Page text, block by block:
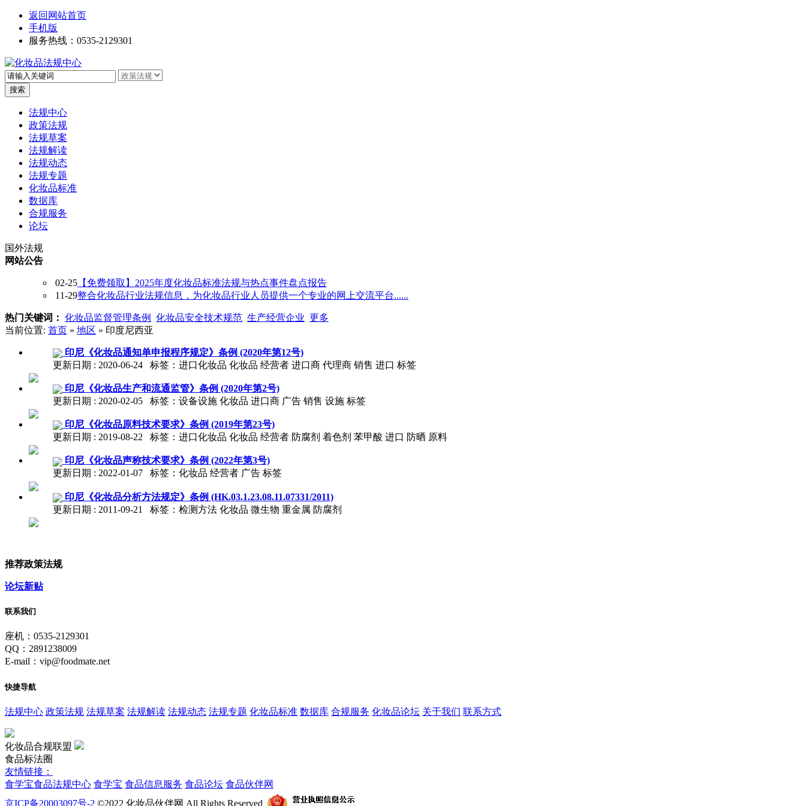
返回网站首页
手机版
服务热线：0535-2129301
法规中心
政策法规
法规草案
法规解读
法规动态
法规专题
化妆品标准
数据库
合规服务
论坛
国外法规
网站公告
02-25 【免费领取】2025年度化妆品标准法规与热点事件盘点报告
11-29整合化妆品行业法规信息，为化妆品行业人员提供一个专业的网上交流平台......
热门关键词： 化妆品监督管理条例 化妆品安全技术规范 生产经营企业 更多
当前位置: 首页 » 地区 » 印度尼西亚
印尼《化妆品通知单申报程序规定》条例 (2020年第12号)
更新日期 : 2020-06-24 标签：进口化妆品 化妆品 经营者 进口商 代理商 销售 进口 标签
印尼《化妆品生产和流通监管》条例 (2020年第2号)
更新日期 : 2020-02-05 标签：设备设施 化妆品 进口商 广告 销售 设施 标签
印尼《化妆品原料技术要求》条例 (2019年第23号)
更新日期 : 2019-08-22 标签：进口化妆品 化妆品 经营者 防腐剂 着色剂 苯甲酸 进口 防晒 原料
印尼《化妆品声称技术要求》条例 (2022年第3号)
更新日期 : 2022-01-07 标签：化妆品 经营者 广告 标签
印尼《化妆品分析方法规定》条例 (HK.03.1.23.08.11.07331/2011)
更新日期 : 2011-09-21 标签：检测方法 化妆品 微生物 重金属 防腐剂
推荐政策法规
论坛新贴
联系我们
座机：0535-2129301
QQ：2891238009
E-mail：vip@foodmate.net
快捷导航
法规中心 政策法规 法规草案 法规解读 法规动态 法规专题 化妆品标准 数据库 合规服务 化妆品论坛 关于我们 联系方式
化妆品合规联盟
食品标法圈
友情链接：
食学宝食品法规中心 食学宝 食品信息服务 食品论坛 食品伙伴网
京ICP备20003097号-2 ©2022 化妆品伙伴网 All Rights Reserved